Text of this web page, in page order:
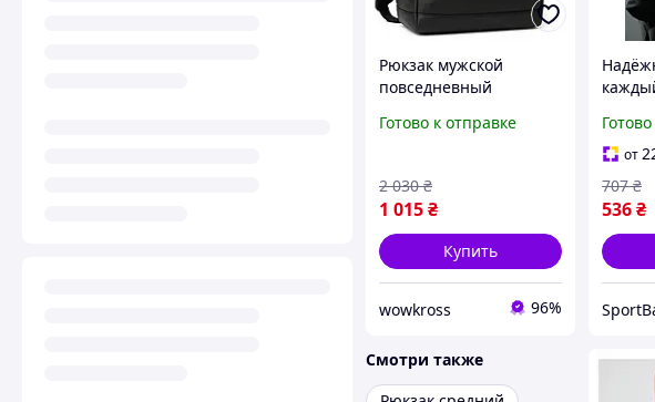
Рюкзак мужской
повседневный
Мужской рюкзак
день городского типа
TH-34 NEW
Готово к отправке
1 015₴
2 030 ₴
Купить
wowkross 96%
от
536₴
707 ₴
Смотри также